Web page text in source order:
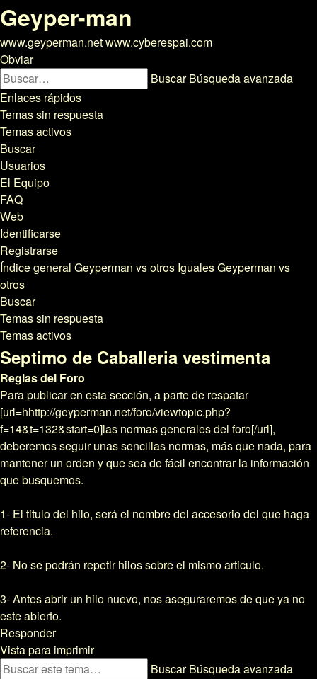
Geyper-man
www.geyperman.net www.cyberespai.com
Obviar
Buscar Búsqueda avanzada
Enlaces rápidos
Temas sin respuesta
Temas activos
Buscar
Usuarios
El Equipo
FAQ
Web
Identificarse
Registrarse
Índice general Geyperman vs otros Iguales Geyperman vs
otros
Buscar
Temas sin respuesta
Temas activos
Septimo de Caballeria vestimenta
Reglas del Foro
Para publicar en esta sección, a parte de respatar
[url=hhttp://geyperman.net/foro/viewtopic.php?
f=14&t=132&start=0]las normas generales del foro[/url],
deberemos seguir unas sencillas normas, más que nada, para
mantener un orden y que sea de fácil encontrar la información
que busquemos.
1- El titulo del hilo, será el nombre del accesorio del que haga
referencia.
2- No se podrán repetir hilos sobre el mismo articulo.
3- Antes abrir un hilo nuevo, nos aseguraremos de que ya no
este abierto.
Responder
Vista para imprimir
Buscar Búsqueda avanzada